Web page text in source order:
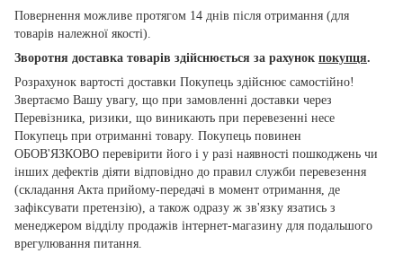
Повернення можливе протягом 14 днів після отримання (для
товарів належної якості).
Зворотня доставка товарів здійснюється за рахунок покупця.
Розрахунок вартості доставки Покупець здійснює самостійно!
Звертаємо Вашу увагу, що при замовленні доставки через
Перевізника, ризики, що виникають при перевезенні несе
Покупець при отриманні товару. Покупець повинен
ОБОВ'ЯЗКОВО перевірити його і у разі наявності пошкоджень чи
інших дефектів діяти відповідно до правил служби перевезення
(складання Акта прийому-передачі в момент отримання, де
зафіксувати претензію), а також одразу ж зв'язку язатись з
менеджером відділу продажів інтернет-магазину для подальшого
врегулювання питання.